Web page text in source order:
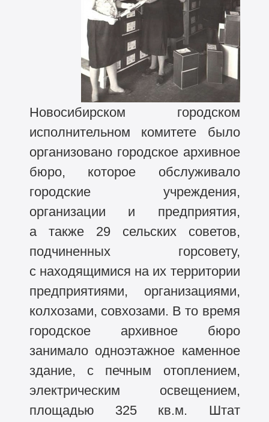
Новосибирском городском
исполнительном комитете было
организовано городское архивное
бюро, которое обслуживало
городские учреждения,
организации и предприятия,
а также 29 сельских советов,
подчиненных горсовету,
с находящимися на их территории
предприятиями, организациями,
колхозами, совхозами. В то время
городское архивное бюро
занимало одноэтажное каменное
здание, с печным отоплением,
электрическим освещением,
площадью 325 кв.м. Штат